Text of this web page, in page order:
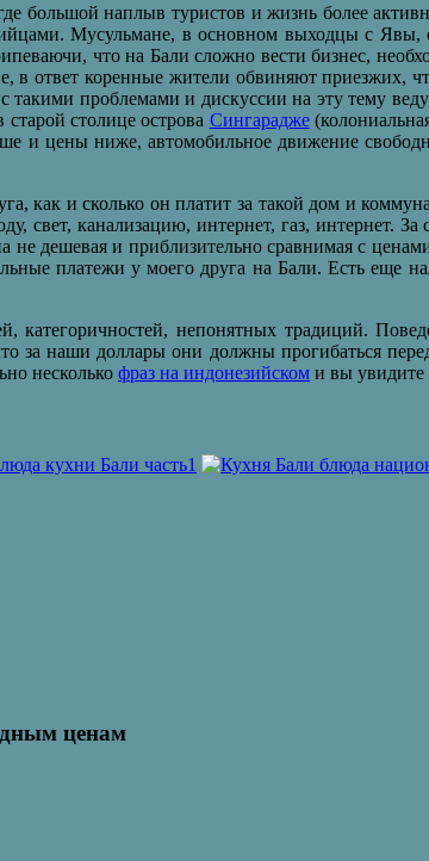
большой наплыв туристов и жизнь более
Мусульмане, в основном выходцы с
что на Бали сложно вести бизнес,
в ответ коренные жители обвиняют приезжих,
проблемами и дискуссии на эту тему
столице острова Сингарадже
цены ниже, автомобильное движение
как и сколько он платит за такой дом и
свет, канализацию, интернет, газ, интернет.
дешевая и приблизительно сравнимая с
платежи у моего друга на Бали. Есть еще
непонятных традиций.
за наши доллары они должны прогибаться
несколько фраз на индонезийском и вы увидите
кухни Бали часть1
ценам